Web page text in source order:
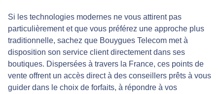
Si les technologies modernes ne vous attirent pas
particulièrement et que vous préférez une approche plus
traditionnelle, sachez que Bouygues Telecom met à
disposition son service client directement dans ses
boutiques. Dispersées à travers la France, ces points de
vente offrent un accès direct à des conseillers prêts à vous
guider dans le choix de forfaits, à répondre à vos